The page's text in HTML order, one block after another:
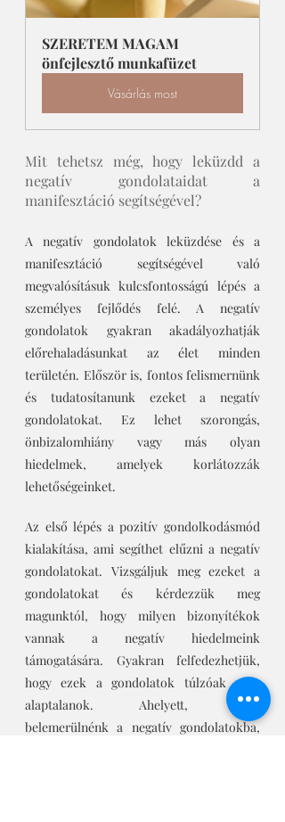
SZERETEM MAGAM
önfejlesztő munkafüzet
Vásárlás most
Mit tehetsz még, hogy leküzdd a
negatív gondolataidat a
manifesztáció segítségével?
A negatív gondolatok leküzdése és a
manifesztáció segítségével való
megvalósításuk kulcsfontosságú lépés a
személyes fejlődés felé. A negatív
gondolatok gyakran akadályozhatják
előrehaladásunkat az élet minden
területén. Először is, fontos felismernünk
és tudatosítanunk ezeket a negatív
gondolatokat. Ez lehet szorongás,
önbizalomhiány vagy más olyan
hiedelmek, amelyek korlátozzák
lehetőségeinket.
Az első lépés a pozitív gondolkodásmód
kialakítása, ami segíthet elűzni a negatív
gondolatokat. Vizsgáljuk meg ezeket a
gondolatokat és kérdezzük meg
magunktól, hogy milyen bizonyítékok
vannak a negatív hiedelmeink
támogatására. Gyakran felfedezhetjük,
hogy ezek a gondolatok túlzóak vagy
alaptalanok. Ahelyett, hogy
belemerülnénk a negatív gondolatokba,